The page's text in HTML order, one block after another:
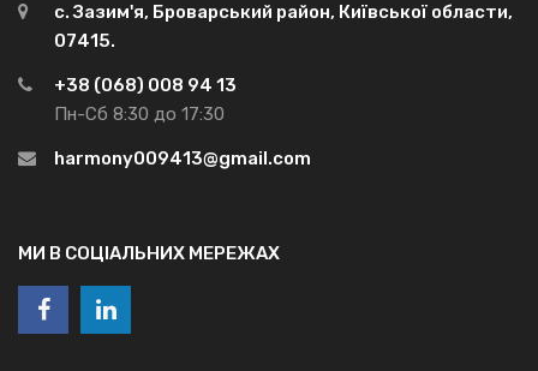
с. Зазим'я, Броварський район, Київської области,
07415.
+38 (068) 008 94 13
Пн-Сб 8:30 до 17:30
harmony009413@gmail.com
МИ В СОЦІАЛЬНИХ МЕРЕЖАХ